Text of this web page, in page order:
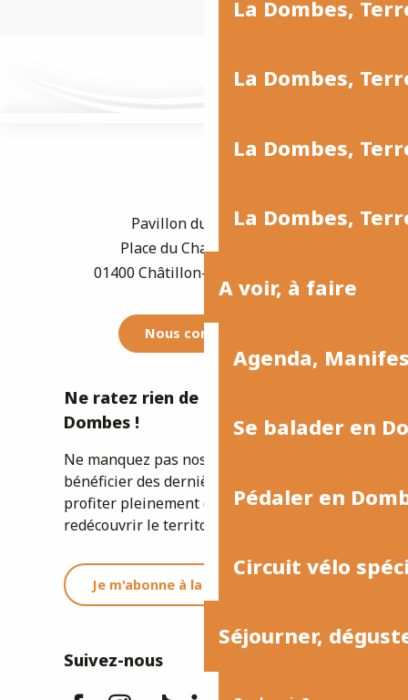
La Dombes,
La Dombes,
La Dombes,
La Dombes,
A voir, à faire
Agenda,
Se balader en
Pédaler en
Circuit vélo
Séjourner,
Pavillon du Tourisme
Place du Champ de Foire
01400 Châtillon-sur-Chalaronne
Nous contacter
Ne ratez rien de l'actualité de la
Dombes !
Ne manquez pas nos newsletters pour
bénéficier des dernières informations et
profiter pleinement de votre séjour ou
redécouvrir le territoire.
Je m'abonne à la newsletter
Suivez-nous